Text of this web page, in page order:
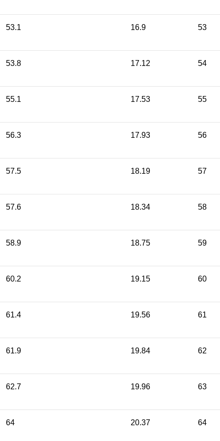
53.1 16.9 53
53.8 17.12 54
55.1 17.53 55
56.3 17.93 56
57.5 18.19 57
57.6 18.34 58
58.9 18.75 59
60.2 19.15 60
61.4 19.56 61
61.9 19.84 62
62.7 19.96 63
64 20.37 64